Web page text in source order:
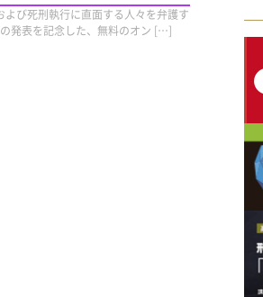
び死刑執行に直面する人々を弁護す
発表を記念した、無料のオン […]